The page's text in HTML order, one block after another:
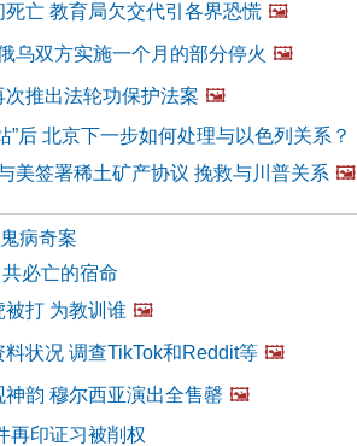
亡 教育局欠交代引各界恐慌 🖼️
乌双方实施一个月的部分停火 🖼️
推出法轮功保护法案 🖼️
”后 北京下一步如何处理与以色列关系？
美签署稀土矿产协议 挽救与川普关系 🖼️
病奇案
必亡的宿命
打 为教训谁 🖼️
状况 调查TikTok和Reddit等 🖼️
韵 穆尔西亚演出全售罄 🖼️
再印证习被削权